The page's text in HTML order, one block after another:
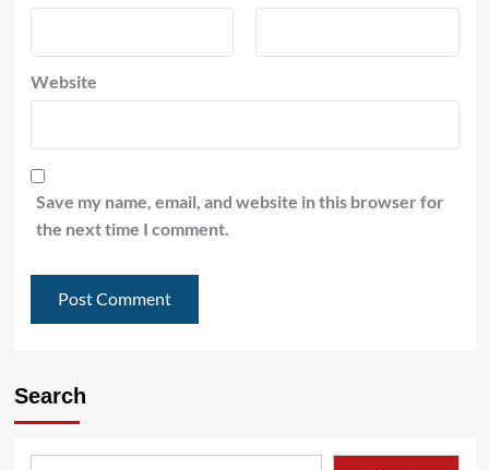
Website
Save my name, email, and website in this browser for
the next time I comment.
Search